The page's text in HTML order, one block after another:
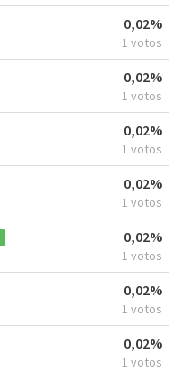
0,02%
1 votos
0,02%
1 votos
0,02%
1 votos
0,02%
1 votos
0,02%
1 votos
0,02%
1 votos
0,02%
1 votos